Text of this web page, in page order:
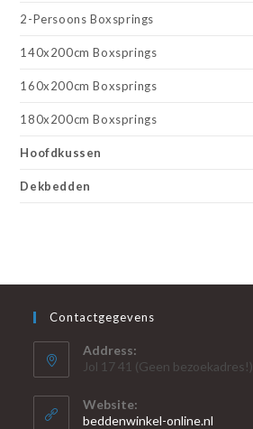
2-Persoons Boxsprings
140x200cm Boxsprings
160x200cm Boxsprings
180x200cm Boxsprings
Hoofdkussen
Dekbedden
Contactgegevens
Address:
Jol 17 41 (Geen bezoekadres!)
Website:
beddenwinkel-online.nl